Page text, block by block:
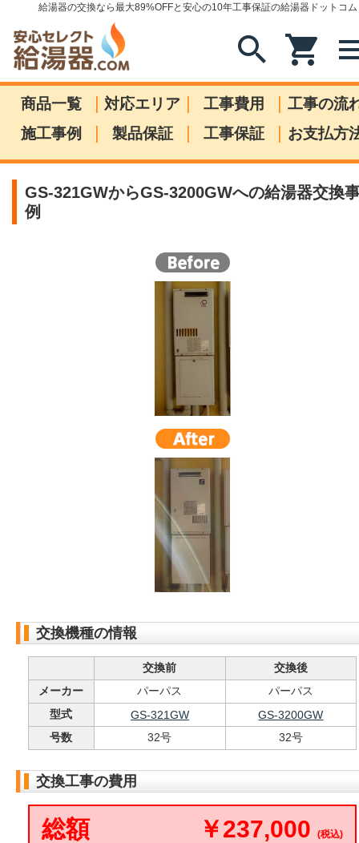
給湯器の交換なら最大89%OFFと安心の10年工事保証の給湯器ドットコム
search shopping_cart
商品一覧 | 対応エリア | 工事費用 | 工事の流
施工事例
| 製品保証 | 工事保証 | お支払方
GS-321GWからGS-3200GWへの給湯器交換
例
交換機種の情報
交換前
交換後
メーカー
パーパス
パーパス
型式
GS-321GW
GS-3200GW
号数
32号 32号
交換工事の費用
総額 ￥237,000 (税込)